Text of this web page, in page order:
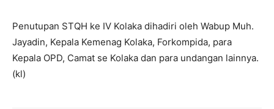
Penutupan STQH ke IV Kolaka dihadiri oleh Wabup Muh.
Jayadin, Kepala Kemenag Kolaka, Forkompida, para
Kepala OPD, Camat se Kolaka dan para undangan lainnya.
(kl)